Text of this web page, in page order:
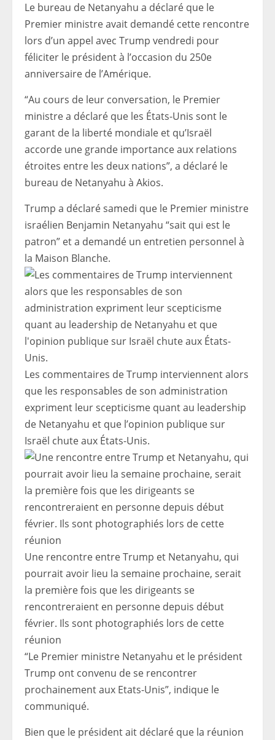
Le bureau de Netanyahu a déclaré que le
Premier ministre avait demandé cette rencontre
lors d’un appel avec Trump vendredi pour
féliciter le président à l’occasion du 250e
anniversaire de l’Amérique.
“Au cours de leur conversation, le Premier
ministre a déclaré que les États-Unis sont le
garant de la liberté mondiale et qu’Israël
accorde une grande importance aux relations
étroites entre les deux nations”, a déclaré le
bureau de Netanyahu à Akios.
Trump a déclaré samedi que le Premier ministre
israélien Benjamin Netanyahu “sait qui est le
patron” et a demandé un entretien personnel à
la Maison Blanche.
Les commentaires de Trump interviennent alors
que les responsables de son administration
expriment leur scepticisme quant au leadership
de Netanyahu et que l’opinion publique sur
Israël chute aux États-Unis.
Une rencontre entre Trump et Netanyahu, qui
pourrait avoir lieu la semaine prochaine, serait
la première fois que les dirigeants se
rencontreraient en personne depuis début
février. Ils sont photographiés lors de cette
réunion
“Le Premier ministre Netanyahu et le président
Trump ont convenu de se rencontrer
prochainement aux Etats-Unis”, indique le
communiqué.
Bien que le président ait déclaré que la réunion